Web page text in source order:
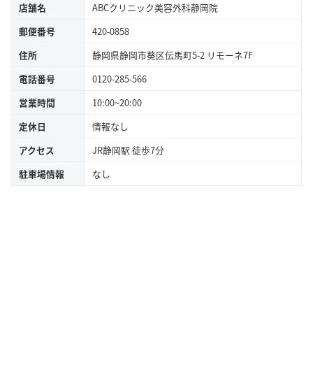
店舗名
ABCクリニック美容外科静岡院
郵便番号
420-0858
住所
静岡県静岡市葵区伝馬町5-2 リモーネ7F
電話番号
0120-285-566
営業時間
10:00~20:00
定休日
情報なし
アクセス
JR静岡駅 徒歩7分
駐車場情報
なし